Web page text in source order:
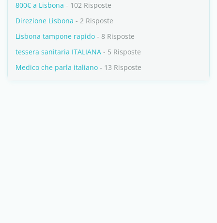
800€ a Lisbona - 102 Risposte
Direzione Lisbona - 2 Risposte
Lisbona tampone rapido - 8 Risposte
tessera sanitaria ITALIANA - 5 Risposte
Medico che parla italiano - 13 Risposte